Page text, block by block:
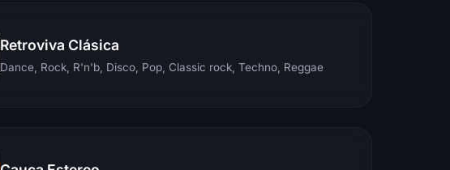
Retroviva Clásica
Dance, Rock, R'n'b, Disco, Pop, Classic rock, Techno, Reggae